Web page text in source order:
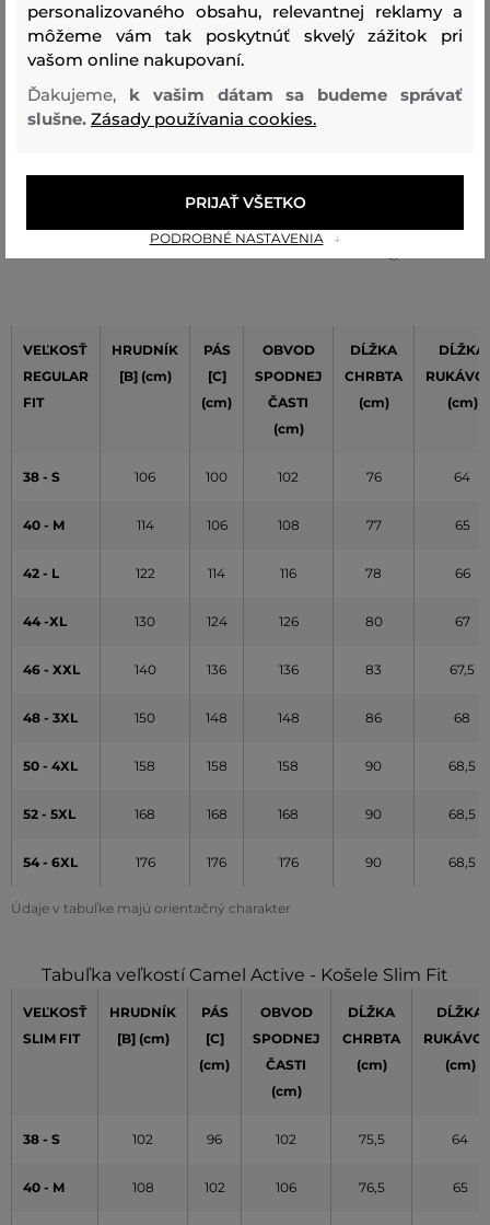
Václav K.
Farba
Veľkosť:
Ako sedí: Veľkosť zodpovedá veľkosti,
Tabuľka veľkostí Camel Active - Košele Regular Fit
Údaje v tabuľke majú orientačný charakter
VEĽKOSŤ
REGULAR
FIT
HRUDNÍK
[B] (cm)
PÁS
[C]
(cm)
OBVOD
SPODNEJ
ČASTI
(cm)
DĹŽKA
CHRBTA
(cm)
DĹŽKA
(cm)
38 - S 106 100 102 76 64
40 - M 114 106 108 77 65
42 - L 122 114 116 78 66
44 -XL 130 124 126 80 67
46 - XXL 140 136 136 83 67,5
48 - 3XL 150 148 148 86 68
50 - 4XL 158 158 158 90 68,5
52 - 5XL 168 168 168 90 68,5
54 - 6XL 176 176 176 90 68,5
Tabuľka veľkostí Camel Active - Košele Slim Fit
VEĽKOSŤ
SLIM FIT
HRUDNÍK
[B] (cm)
PÁS
[C]
(cm)
OBVOD
SPODNEJ
ČASTI
(cm)
DĹŽKA
CHRBTA
(cm)
DĹŽKA
(cm)
38 - S 102 96 102 75,5 64
40 - M 108 102 106 76,5 65
personalizovaného obsahu, relevantnej reklamy a
môžeme vám tak poskytnúť skvelý zážitok pri
vašom online nakupovaní.
Ďakujeme, k vašim dátam sa budeme správať
slušne. Zásady používania cookies.
PODROBNÉ NASTAVENIA
PRIJAŤ VŠETKO